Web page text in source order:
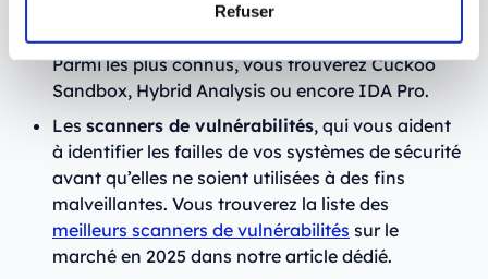
Refuser
malveillants pour en comprendre le
fonctionnement et ainsi anticiper leurs impacts.
Parmi les plus connus, vous trouverez Cuckoo
Sandbox, Hybrid Analysis ou encore IDA Pro.
Les scanners de vulnérabilités, qui vous aident
à identifier les failles de vos systèmes de sécurité
avant qu’elles ne soient utilisées à des fins
malveillantes. Vous trouverez la liste des
meilleurs scanners de vulnérabilités sur le
marché en 2025 dans notre article dédié.